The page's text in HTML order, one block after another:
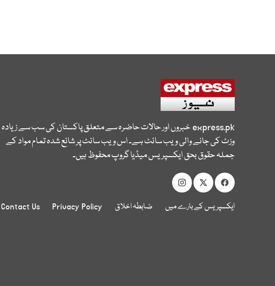
express.pkخبروں اور حالات حاضرہ سے متعلق پاکستان کی سب سے زیادہ
وزٹ کی جانے والی ویب سائٹ ہے۔ اس ویب سائٹ پر شائع شدہ تمام مواد کے
جملہ حقوق بحق ایکسپریس میڈیا گروپ محفوظ ہیں۔
ایکسپریس کے بارے میں ضابطہ اخلاق Privacy Policy
Contact Us